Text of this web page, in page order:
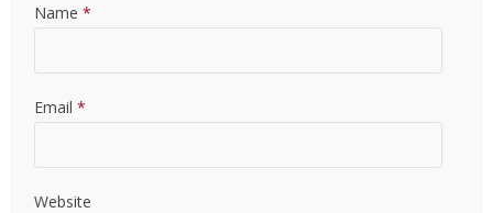
Name *
Email *
Website